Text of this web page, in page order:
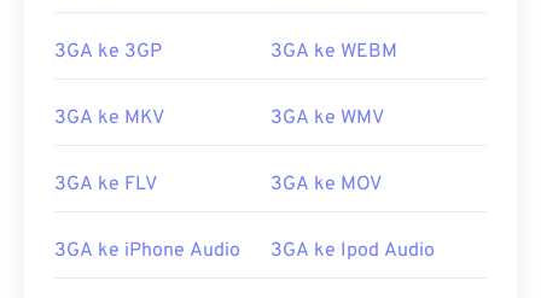
3GA ke 3GP 3GA ke WEBM
3GA ke MKV 3GA ke WMV
3GA ke FLV 3GA ke MOV
3GA ke iPhone Audio 3GA ke Ipod Audio